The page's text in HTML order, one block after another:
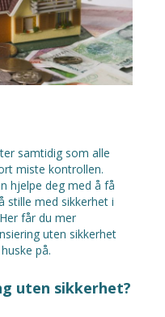
samtidig som alle
miste kontrollen.
hjelpe deg med å få
stille med sikkerhet i
får du mer
uten sikkerhet
på.
uten sikkerhet?